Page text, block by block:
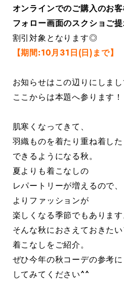
オンラインでのご購入のお客
フォロー画面のスクショご
割引対象となります◎
【期間:10月31日(日)まで】
お知らせはこの辺りにしまし
ここからは本題へ参ります！
肌寒くなってきて、
羽織ものを着たり重ね着した
できるようになる秋。
夏よりも着こなしの
レパートリーが増えるので、
よりファッションが
楽しくなる季節でもあります
そんな秋におさえておきた
着こなしをご紹介。
ぜひ今年の秋コーデの参考に
してみてください^^